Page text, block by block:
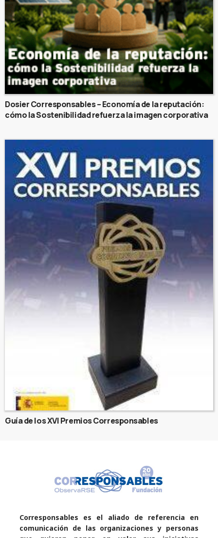
Dosier Corresponsables – Economía de la reputación:
cómo la Sostenibilidad refuerza la imagen corporativa
Guía de los XVI Premios Corresponsables
Corresponsables es el aliado de referencia en
comunicación de las organizaciones y personas